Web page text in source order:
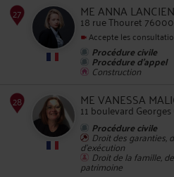
26
ME ANNA
18 rue Thouret
Accepte les
Procédure civile
Procédure d'appel
Construction
ME VANESSA
11 boulevard
Procédure civile
Droit des garanties,
d'exécution
Droit de la famille,
patrimoine